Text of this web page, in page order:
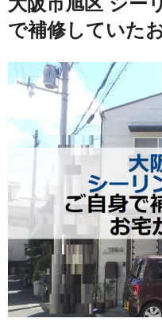
で補修していた